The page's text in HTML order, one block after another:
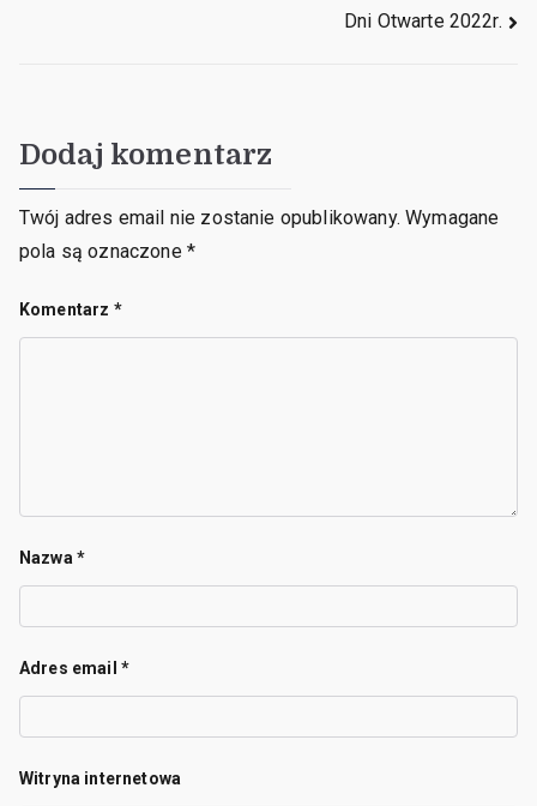
Dni Otwarte 2022r.​
Dodaj komentarz
Twój adres email nie zostanie opublikowany. Wymagane
pola są oznaczone *
Komentarz *
Nazwa *
Adres email *
Witryna internetowa